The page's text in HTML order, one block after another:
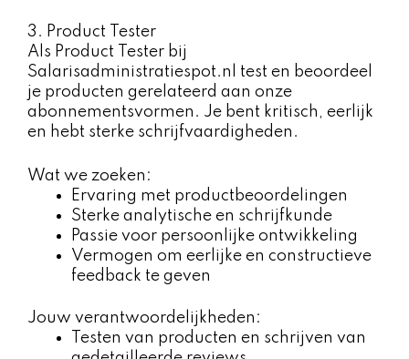
3. Product Tester
Als Product Tester bij
Salarisadministratiespot.nl test en beoordeel
je producten gerelateerd aan onze
abonnementsvormen. Je bent kritisch, eerlijk
en hebt sterke schrijfvaardigheden.
Wat we zoeken:
Ervaring met productbeoordelingen
Sterke analytische en schrijfkunde
Passie voor persoonlijke ontwikkeling
Vermogen om eerlijke en constructieve
feedback te geven
Jouw verantwoordelijkheden:
Testen van producten en schrijven van